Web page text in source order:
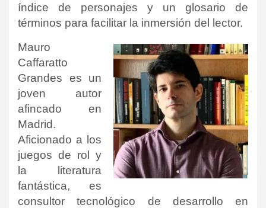
índice de personajes y un glosario de
términos para facilitar la inmersión del lector.
Mauro
Caffaratto
Grandes es un
joven autor
afincado en
Madrid.
Aficionado a los
juegos de rol y
la literatura
fantástica, es
consultor tecnológico de desarrollo en